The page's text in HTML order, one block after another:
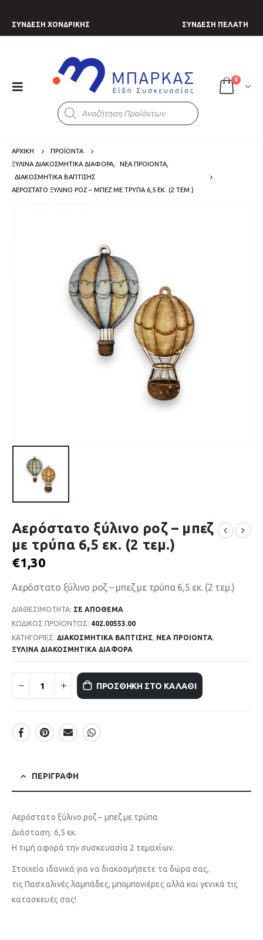
ΣΥΝΔΕΣΗ ΧΟΝΔΡΙΚΗΣ ΣΥΝΔΕΣΗ ΠΕΛΑΤΗ
Products
search
0
ΑΡΧΙΚΗ
ΠΡΟΪΟΝΤΑ
ΞΥΛΙΝΑ ΔΙΑΚΟΣΜΗΤΙΚΑ ΔΙΑΦΟΡΑ
ΝΕΑ ΠΡΟΙΟΝΤΑ
ΔΙΑΚΟΣΜΗΤΙΚΑ ΒΑΠΤΙΣΗΣ
ΑΕΡΌΣΤΑΤΟ ΞΎΛΙΝΟ ΡΟΖ – ΜΠΕΖ ΜΕ ΤΡΎΠΑ 6,5 ΕΚ. (2 ΤΕΜ.)
Αερόστατο ξύλινο ροζ – μπεζ
με τρύπα 6,5 εκ. (2 τεμ.)
€1,30
Αερόστατο ξύλινο ροζ – μπεζ με τρύπα 6,5 εκ. (2 τεμ.)
ΔΙΑΘΕΣΙΜΌΤΗΤΑ: ΣΕ ΑΠΌΘΕΜΑ
ΚΩΔΙΚΌΣ ΠΡΟΪΌΝΤΟΣ: 402.00553.00
ΚΑΤΗΓΟΡΊΕΣ: ΔΙΑΚΟΣΜΗΤΙΚΑ ΒΑΠΤΙΣΗΣ, ΝΕΑ ΠΡΟΙΟΝΤΑ,
ΞΥΛΙΝΑ ΔΙΑΚΟΣΜΗΤΙΚΑ ΔΙΑΦΟΡΑ
ΠΡΟΣΘΉΚΗ ΣΤΟ ΚΑΛΆΘΙ
ΠΕΡΙΓΡΑΦΉ
Αερόστατο ξύλινο ροζ – μπεζ με τρύπα
Διάσταση: 6,5 εκ.
Η τιμή αφορά την συσκευασία 2 τεμαχίων.
Στοιχεία ιδανικά για να διακοσμήσετε τα δώρα σας,
τις Πασχαλινές λαμπάδες, μπομπονιέρες αλλά και γενικά τις
κατασκευές σας!